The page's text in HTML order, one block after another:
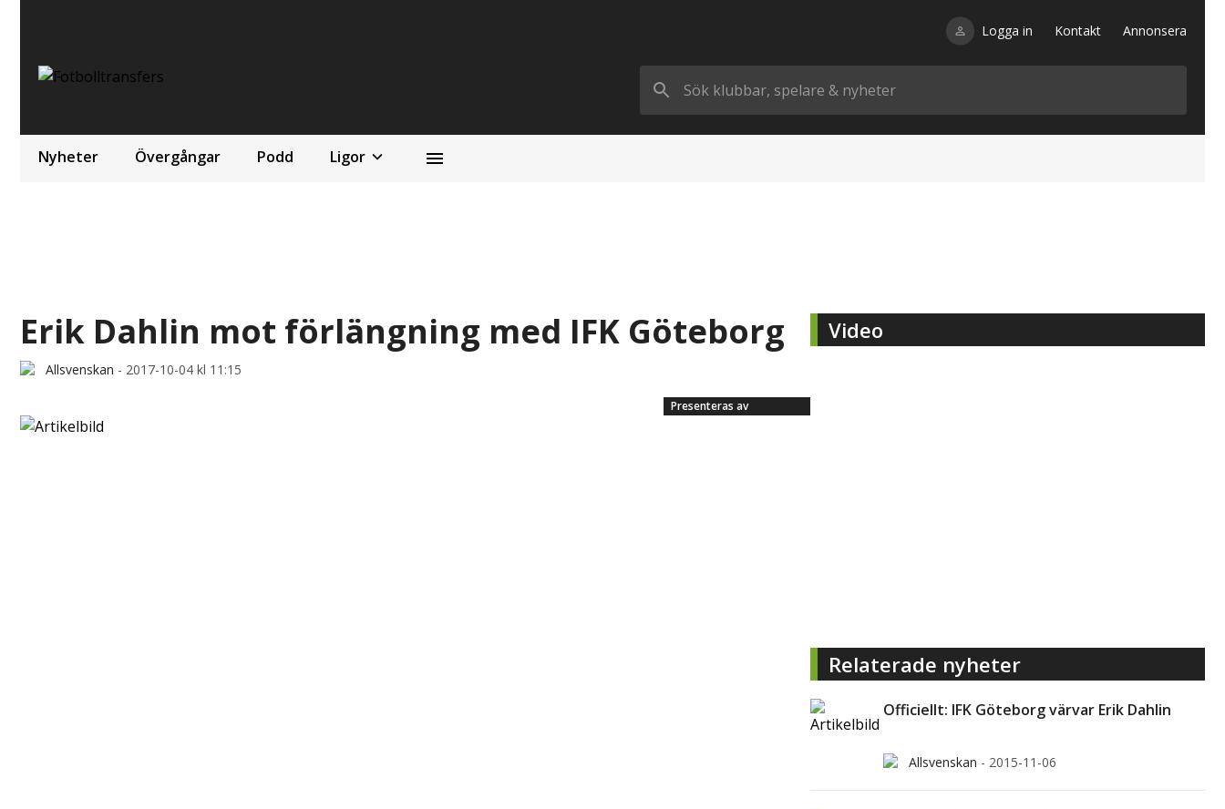
Logga in Kontakt Annonsera
Nyheter Övergångar Podd Ligor
Erik Dahlin mot förlängning med IFK Göteborg
Allsvenskan - 2017-10-04 kl 11:15
Presenteras av
Video
Relaterade nyheter
Officiellt: IFK Göteborg värvar Erik Dahlin
Allsvenskan - 2015-11-06